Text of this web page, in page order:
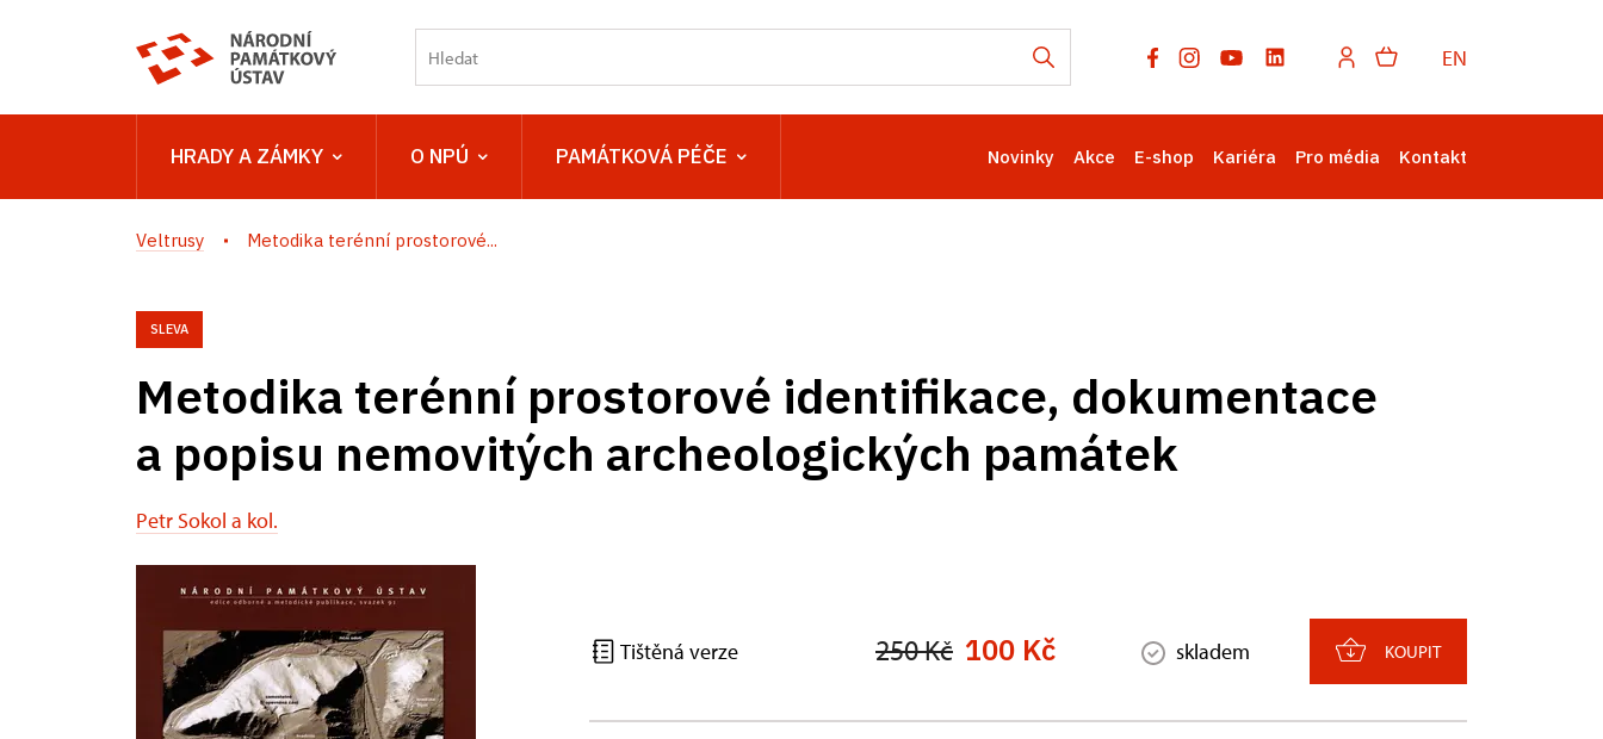
EN
HRADY A ZÁMKY O NPÚ PAMÁTKOVÁ PÉČE Novinky Akce E-shop Kariéra Pro média Kontakt
Veltrusy Metodika terénní prostorové...
SLEVA
Metodika terénní prostorové identifikace, dokumentace
a popisu nemovitých archeologických památek
Petr Sokol a kol.
Tištěná verze 250 Kč 100 Kč skladem KOUPIT